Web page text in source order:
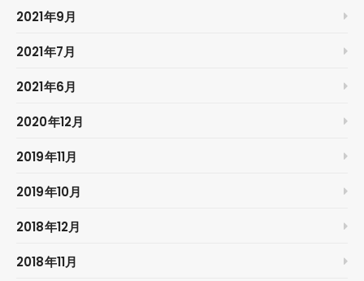
2021年9月
2021年7月
2021年6月
2020年12月
2019年11月
2019年10月
2018年12月
2018年11月